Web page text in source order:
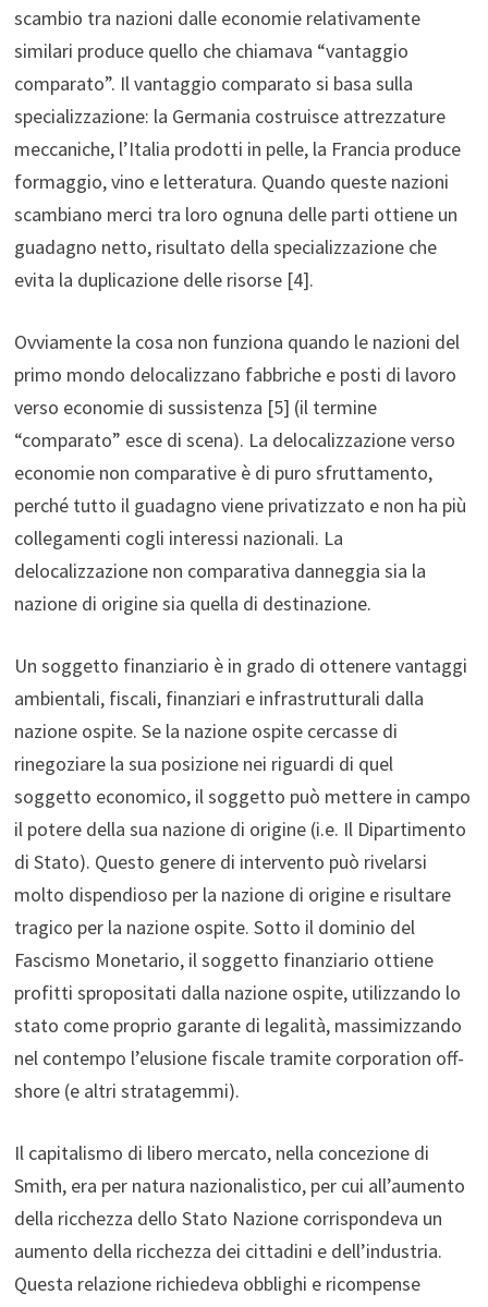
scambio tra nazioni dalle economie relativamente
similari produce quello che chiamava “vantaggio
comparato”. Il vantaggio comparato si basa sulla
specializzazione: la Germania costruisce attrezzature
meccaniche, l’Italia prodotti in pelle, la Francia produce
formaggio, vino e letteratura. Quando queste nazioni
scambiano merci tra loro ognuna delle parti ottiene un
guadagno netto, risultato della specializzazione che
evita la duplicazione delle risorse [4].
Ovviamente la cosa non funziona quando le nazioni del
primo mondo delocalizzano fabbriche e posti di lavoro
verso economie di sussistenza [5] (il termine
“comparato” esce di scena). La delocalizzazione verso
economie non comparative è di puro sfruttamento,
perché tutto il guadagno viene privatizzato e non ha più
collegamenti cogli interessi nazionali. La
delocalizzazione non comparativa danneggia sia la
nazione di origine sia quella di destinazione.
Un soggetto finanziario è in grado di ottenere vantaggi
ambientali, fiscali, finanziari e infrastrutturali dalla
nazione ospite. Se la nazione ospite cercasse di
rinegoziare la sua posizione nei riguardi di quel
soggetto economico, il soggetto può mettere in campo
il potere della sua nazione di origine (i.e. Il Dipartimento
di Stato). Questo genere di intervento può rivelarsi
molto dispendioso per la nazione di origine e risultare
tragico per la nazione ospite. Sotto il dominio del
Fascismo Monetario, il soggetto finanziario ottiene
profitti spropositati dalla nazione ospite, utilizzando lo
stato come proprio garante di legalità, massimizzando
nel contempo l’elusione fiscale tramite corporation off-
shore (e altri stratagemmi).
Il capitalismo di libero mercato, nella concezione di
Smith, era per natura nazionalistico, per cui all’aumento
della ricchezza dello Stato Nazione corrispondeva un
aumento della ricchezza dei cittadini e dell’industria.
Questa relazione richiedeva obblighi e ricompense